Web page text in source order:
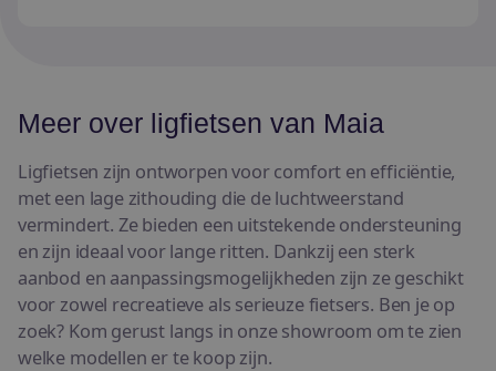
Meer over ligfietsen van Maia
Ligfietsen zijn ontworpen voor comfort en efficiëntie,
met een lage zithouding die de luchtweerstand
vermindert. Ze bieden een uitstekende ondersteuning
en zijn ideaal voor lange ritten. Dankzij een sterk
aanbod en aanpassingsmogelijkheden zijn ze geschikt
voor zowel recreatieve als serieuze fietsers. Ben je op
zoek? Kom gerust langs in onze showroom om te zien
welke modellen er te koop zijn.